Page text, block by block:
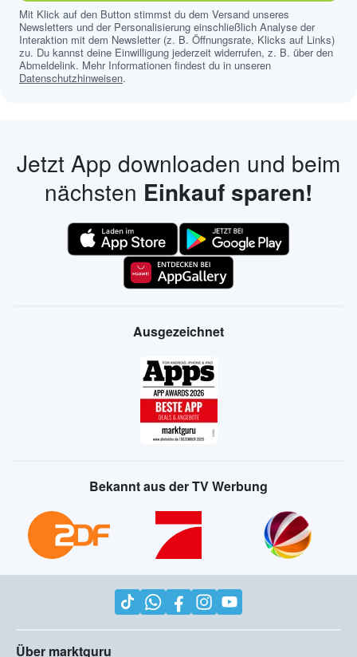
Mit Klick auf den Button stimmst du dem Versand unseres
Newsletters und der Personalisierung einschließlich Analyse der
Interaktion mit dem Newsletter (z. B. Öffnungsrate, Klicks auf Links)
zu. Du kannst deine Einwilligung jederzeit widerrufen, z. B. über den
Abmeldelink. Mehr Informationen findest du in unseren
Datenschutzhinweisen.
Jetzt App downloaden und beim
nächsten Einkauf sparen!
Ausgezeichnet
Bekannt aus der TV Werbung
Über marktguru